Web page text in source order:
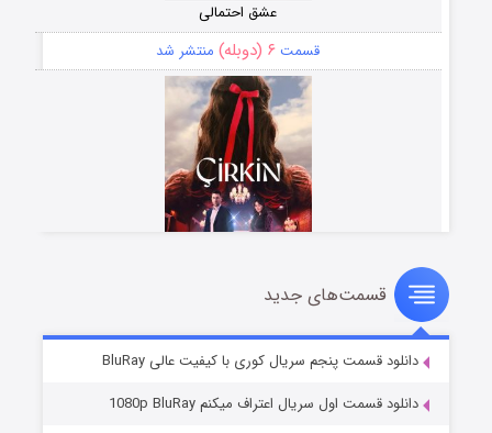
عشق احتمالی
قسمت ۶ (دوبله) منتشر شد
سریال زشت
قسمت۵ (زیرنویس) منتشر شد
قسمت‌های جدید
دانلود قسمت پنجم سریال کوری با کیفیت عالی BluRay
دانلود قسمت اول سریال اعتراف میکنم 1080p BluRay